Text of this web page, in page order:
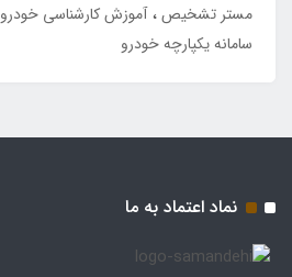
مستر تشخیص آموزش کارشناسی خودرو
سامانه یکپارچه خودرو
نماد اعتماد به ما